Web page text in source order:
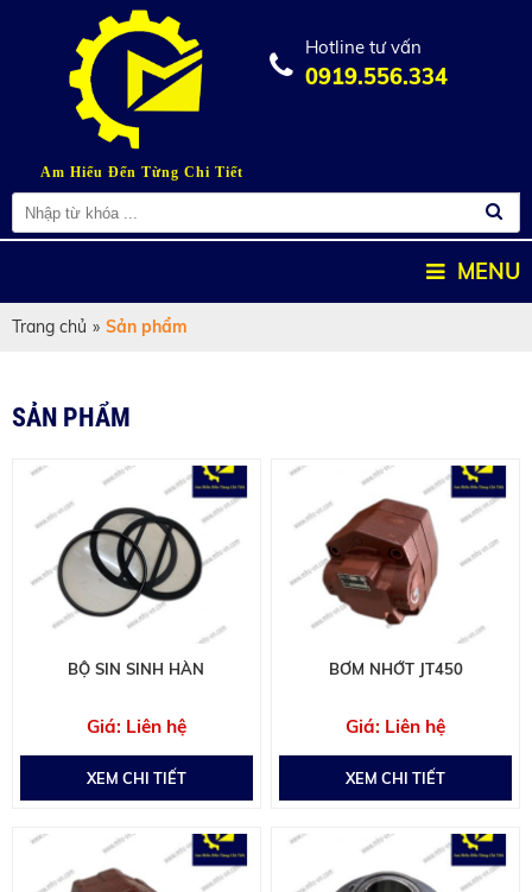
Am Hiểu Đến Từng Chi Tiết
Hotline tư vấn
0919.556.334
MENU
Trang chủ » Sản phẩm
SẢN PHẨM
BỘ SIN SINH HÀN
Liên hệ
XEM CHI TIẾT
BƠM NHỚT JT450
Liên hệ
XEM CHI TIẾT